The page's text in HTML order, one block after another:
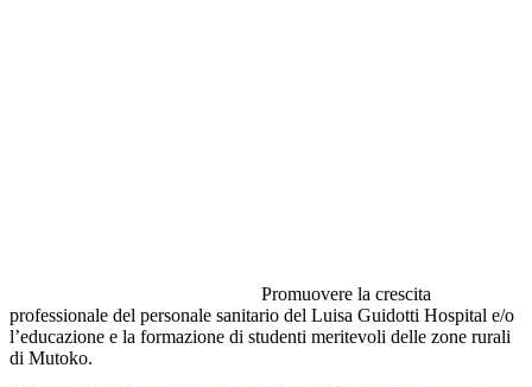
Promuovere la crescita
professionale del personale sanitario del Luisa Guidotti Hospital e/o
l’educazione e la formazione di studenti meritevoli delle zone rurali
di Mutoko.